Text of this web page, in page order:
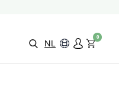
& locatie NL
0